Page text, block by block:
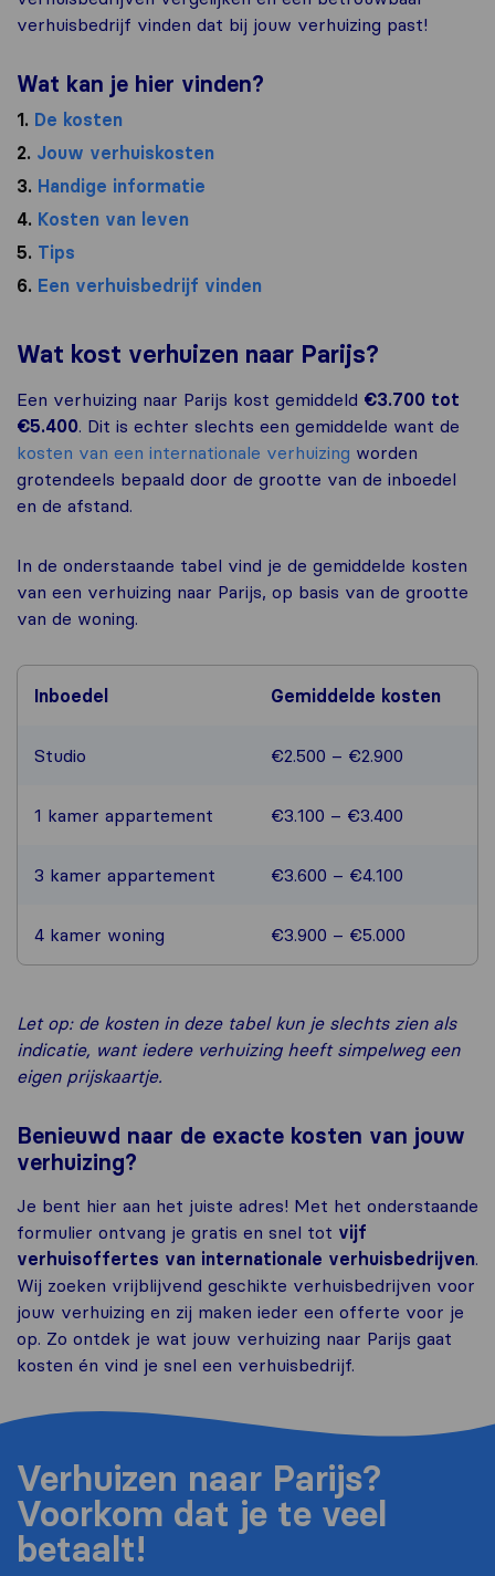
verhuisbedrijf vinden dat bij jouw verhuizing past!
Wat kan je hier vinden?
1. De kosten
2. Jouw verhuiskosten
3. Handige informatie
4. Kosten van leven
5. Tips
6. Een verhuisbedrijf vinden
Wat kost verhuizen naar Parijs?
Een verhuizing naar Parijs kost gemiddeld €3.700 tot
€5.400. Dit is echter slechts een gemiddelde want de
kosten van een internationale verhuizing worden
grotendeels bepaald door de grootte van de inboedel
en de afstand.
In de onderstaande tabel vind je de gemiddelde kosten
van een verhuizing naar Parijs, op basis van de grootte
van de woning.
Inboedel Gemiddelde kosten
Studio €2.500 – €2.900
1 kamer appartement €3.100 – €3.400
3 kamer appartement €3.600 – €4.100
4 kamer woning €3.900 – €5.000
Let op: de kosten in deze tabel kun je slechts zien als
indicatie, want iedere verhuizing heeft simpelweg een
eigen prijskaartje.
Benieuwd naar de exacte kosten van jouw
verhuizing?
Je bent hier aan het juiste adres! Met het onderstaande
formulier ontvang je gratis en snel tot vijf
verhuisoffertes van internationale verhuisbedrijven.
Wij zoeken vrijblijvend geschikte verhuisbedrijven voor
jouw verhuizing en zij maken ieder een offerte voor je
op. Zo ontdek je wat jouw verhuizing naar Parijs gaat
kosten én vind je snel een verhuisbedrijf.
Verhuizen naar Parijs?
Voorkom dat je te veel
betaalt!